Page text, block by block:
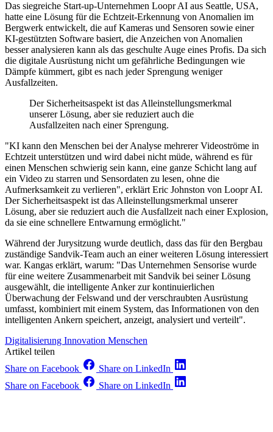
Das siegreiche Start-up-Unternehmen Loopr AI aus Seattle, USA,
hatte eine Lösung für die Echtzeit-Erkennung von Anomalien im
Bergwerk entwickelt, die auf Kameras und Sensoren sowie einer
KI-gestützten Software basiert, die Anzeichen von Anomalien
besser analysieren kann als das geschulte Auge eines Profis. Da sich
die digitale Ausrüstung nicht um gefährliche Bedingungen wie
Dämpfe kümmert, gibt es nach jeder Sprengung weniger
Ausfallzeiten.
Der Sicherheitsaspekt ist das Alleinstellungsmerkmal
unserer Lösung, aber sie reduziert auch die
Ausfallzeiten nach einer Sprengung.
"KI kann den Menschen bei der Analyse mehrerer Videoströme in
Echtzeit unterstützen und wird dabei nicht müde, während es für
einen Menschen schwierig sein kann, eine ganze Schicht lang auf
ein Video zu starren und Sensordaten zu lesen, ohne die
Aufmerksamkeit zu verlieren", erklärt Eric Johnston von Loopr AI.
Der Sicherheitsaspekt ist das Alleinstellungsmerkmal unserer
Lösung, aber sie reduziert auch die Ausfallzeit nach einer Explosion,
da sie eine schnellere Entwarnung ermöglicht."
Während der Jurysitzung wurde deutlich, dass das für den Bergbau
zuständige Sandvik-Team auch an einer weiteren Lösung interessiert
war. Kangas erklärt, warum: "Das Unternehmen Sensorise wurde
für eine weitere Zusammenarbeit mit Sandvik bei seiner Lösung
ausgewählt, die intelligente Anker zur kontinuierlichen
Überwachung der Felswand und der verschraubten Ausrüstung
umfasst, kombiniert mit einem System, das Informationen von den
intelligenten Ankern speichert, anzeigt, analysiert und verteilt".
Digitalisierung Innovation Menschen
Artikel teilen
Share on Facebook
Share on LinkedIn
Share on Facebook
Share on LinkedIn